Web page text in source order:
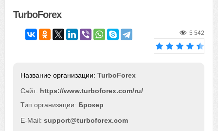
TurboForex
5 542
TurboForex
Сайт: https://www.turboforex.com/ru/
Брокер
support@turboforex.com